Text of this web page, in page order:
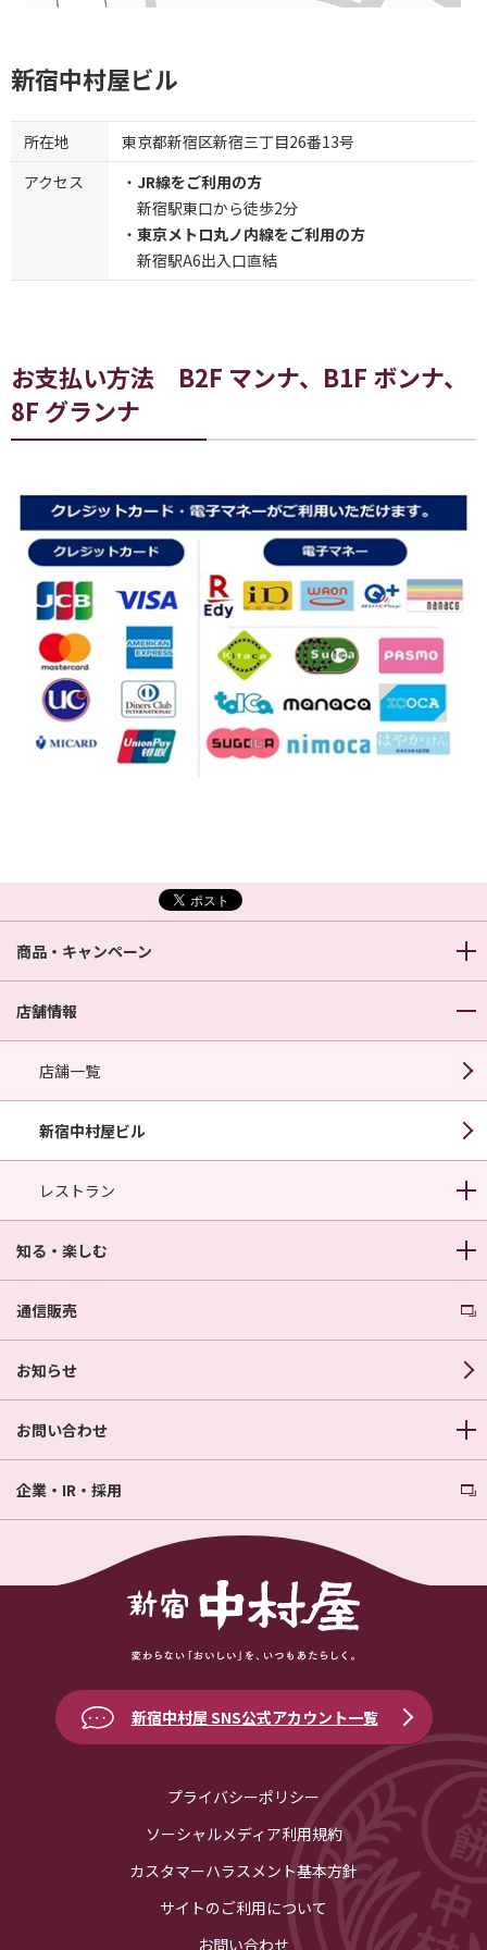
新宿中村屋ビル
所在地
東京都新宿区新宿三丁目26番13号
アクセス
・ JR線をご利用の方
新宿駅東口から徒歩2分
・ 東京メトロ丸ノ内線をご利用の方
新宿駅A6出入口直結
お支払い方法 B2F マンナ、B1F ボンナ、
8F グランナ
商品・キャンペーン
店舗情報
店舗一覧
新宿中村屋ビル
レストラン
知る・楽しむ
通信販売
お知らせ
お問い合わせ
企業・IR・採用
新宿中村屋 SNS公式アカウント一覧
プライバシーポリシー
ソーシャルメディア利用規約
カスタマーハラスメント基本方針
サイトのご利用について
お問い合わせ